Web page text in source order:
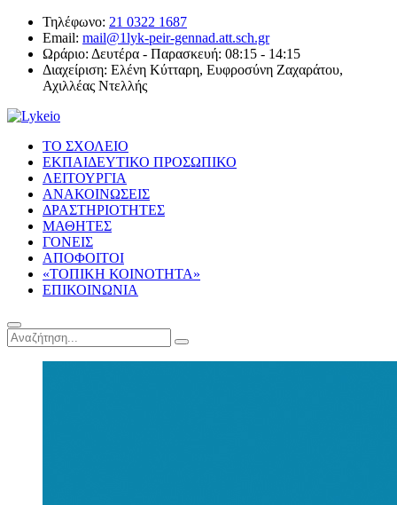
Τηλέφωνο: 21 0322 1687
Email: mail@1lyk-peir-gennad.att.sch.gr
Ωράριο: Δευτέρα - Παρασκευή: 08:15 - 14:15
Διαχείριση: Ελένη Κύτταρη, Ευφροσύνη Ζαχαράτου,
Αχιλλέας Ντελλής
ΤΟ ΣΧΟΛΕΙΟ
ΕΚΠΑΙΔΕΥΤΙΚΟ ΠΡΟΣΩΠΙΚΟ
ΛΕΙΤΟΥΡΓΙΑ
ΑΝΑΚΟΙΝΩΣΕΙΣ
ΔΡΑΣΤΗΡΙΟΤΗΤΕΣ
ΜΑΘΗΤΕΣ
ΓΟΝΕΙΣ
ΑΠΟΦΟΙΤΟΙ
«ΤΟΠΙΚΗ ΚΟΙΝΟΤΗΤΑ»
ΕΠΙΚΟΙΝΩΝΙΑ